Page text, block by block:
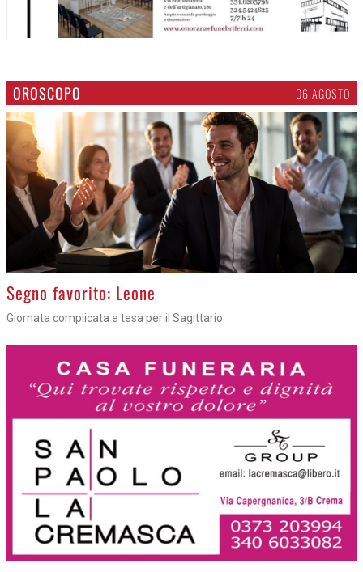
OROSCOPO 06 AGOSTO
>
Segno favorito: Leone
Giornata complicata e tesa per il Sagittario